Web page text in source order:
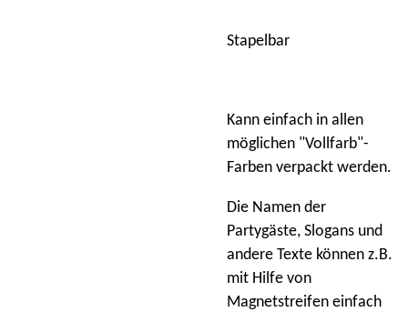
Stapelbar
Kann einfach in allen
möglichen "Vollfarb"-
Farben verpackt werden.
Die Namen der
Partygäste, Slogans und
andere Texte können z.B.
mit Hilfe von
Magnetstreifen einfach